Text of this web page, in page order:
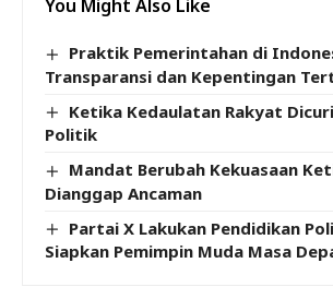
You Might Also Like
Praktik Pemerintahan di
Transparansi dan Kepentingan
Ketika Kedaulatan Rakyat
Politik
Mandat Berubah Kekuasaan
Dianggap Ancaman
Partai X Lakukan Pendidikan
Siapkan Pemimpin Muda Masa